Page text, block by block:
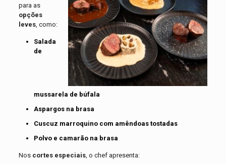
para as
opções
leves, como:
Salada
de
mussarela de búfala
Aspargos na brasa
Cuscuz marroquino com amêndoas tostadas
Polvo e camarão na brasa
Nos cortes especiais, o chef apresenta: